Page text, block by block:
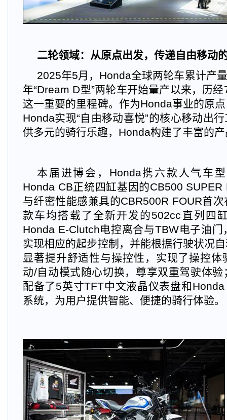
二轮领域：从原点出发，传递自由移动
2025年5月，Honda全球两轮车累计产
年“Dream D型”两轮车开始量产以来，历
这一重要的里程碑。作为Honda事业的原
Honda实现“自由移动喜悦”的核心移动出
供多元的骑行乐趣，Honda构建了丰富的
本届进博会，Honda携六款人气车
Honda CB正统四缸基因的CB500
与纤密性能感兼具的CBR500R FOUR首
款车均搭载了全新开发的502cc直列四
Honda E-Clutch电控离合与TBW电子油
实现相应的起步控制，并能根据行驶状况
显著提升舒适性与操控性，实现了操控体
动/自动模式随心切换，尊享双重驾驶体
配备了5英寸TFT中文液晶仪表盘和
系统，为用户提供智能、便捷的骑行体验。